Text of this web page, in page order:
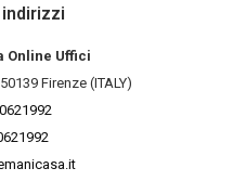
Online Uffici
Firenze (ITALY)